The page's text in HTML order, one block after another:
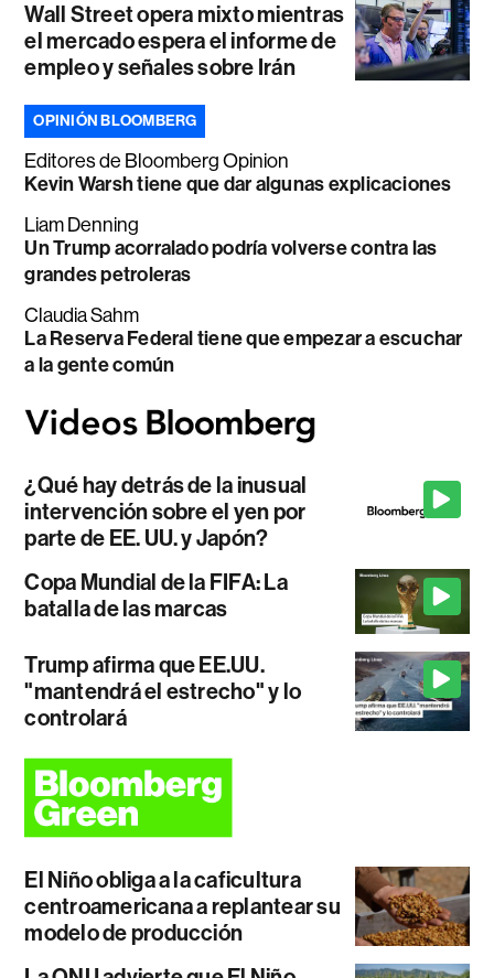
Wall Street opera mixto mientras
el mercado espera el informe de
empleo y señales sobre Irán
OPINIÓN BLOOMBERG
Editores de Bloomberg Opinion
Kevin Warsh tiene que dar algunas explicaciones
Liam Denning
Un Trump acorralado podría volverse contra las
grandes petroleras
Claudia Sahm
La Reserva Federal tiene que empezar a escuchar
a la gente común
¿Qué hay detrás de la inusual
intervención sobre el yen por
parte de EE. UU. y Japón?
Copa Mundial de la FIFA: La
batalla de las marcas
Trump afirma que EE.UU.
"mantendrá el estrecho" y lo
controlará
El Niño obliga a la caficultura
centroamericana a replantear su
modelo de producción